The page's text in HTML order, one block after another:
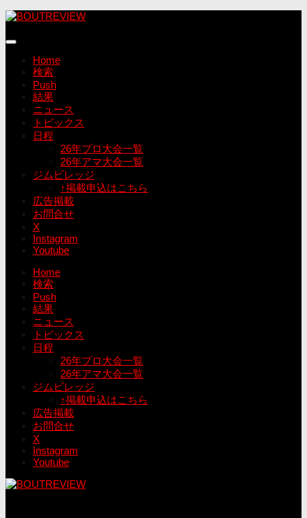
コ
テ
Home
検索
Push
結果
ニュース
トピックス
日程
26年プロ大会一覧
26年アマ大会一覧
ジムビレッジ
↑掲載申込はこちら
広告掲載
お問合せ
X
Instagram
Youtube
Home
検索
Push
結果
ニュース
トピックス
日程
26年プロ大会一覧
26年アマ大会一覧
ジムビレッジ
↑掲載申込はこちら
広告掲載
お問合せ
X
Instagram
Youtube